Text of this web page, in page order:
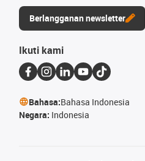
Berlangganan newsletter
Ikuti kami
Bahasa:Bahasa Indonesia
Negara: Indonesia